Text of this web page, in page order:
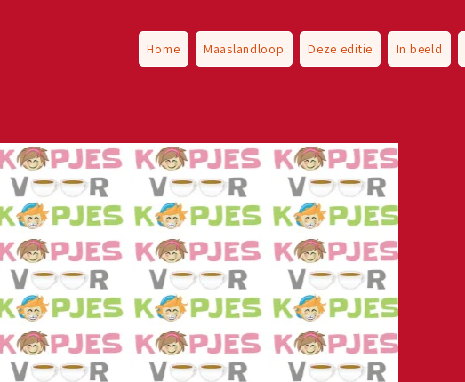
Home Maaslandloop Deze editie In beeld